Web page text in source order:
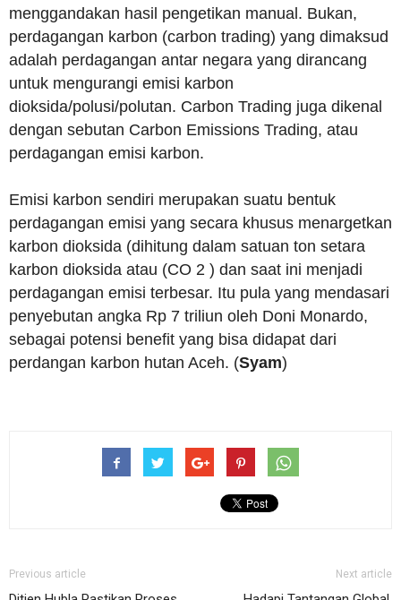
menggandakan hasil pengetikan manual. Bukan,
perdagangan karbon (carbon trading) yang dimaksud
adalah perdagangan antar negara yang dirancang
untuk mengurangi emisi karbon
dioksida/polusi/polutan. Carbon Trading juga dikenal
dengan sebutan Carbon Emissions Trading, atau
perdagangan emisi karbon.
Emisi karbon sendiri merupakan suatu bentuk
perdagangan emisi yang secara khusus menargetkan
karbon dioksida (dihitung dalam satuan ton setara
karbon dioksida atau (CO 2 ) dan saat ini menjadi
perdagangan emisi terbesar. Itu pula yang mendasari
penyebutan angka Rp 7 triliun oleh Doni Monardo,
sebagai potensi benefit yang bisa didapat dari
perdangan karbon hutan Aceh. (Syam)
Previous article Next article